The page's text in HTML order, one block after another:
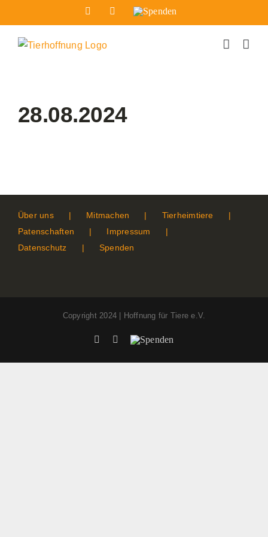
Inhalt
springen
FacebookInstagram
Spenden
28.08.2024
Über uns Mitmachen
Tierheimtiere
Patenschaften
Impressum
Datenschutz
Spenden
Copyright 2024 | Hoffnung für Tiere e.V.
FacebookInstagram
Spenden